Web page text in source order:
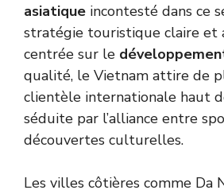
asiatique incontesté dans ce
stratégie touristique claire et
centrée sur le
qualité, le Vietnam attire de
clientèle internationale haut
séduite par l’alliance entre
découvertes culturelles.
Les villes côtières comme Da